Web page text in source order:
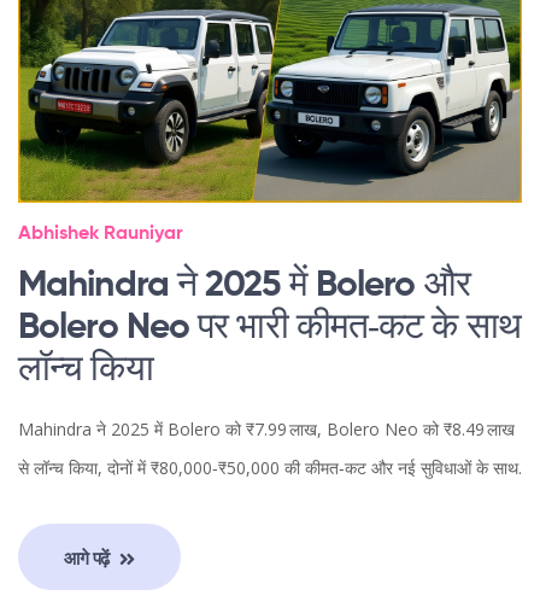
Abhishek Rauniyar
Mahindra ने 2025 में Bolero और
Bolero Neo पर भारी कीमत‑कट के साथ
लॉन्च किया
Mahindra ने 2025 में Bolero को ₹7.99 लाख, Bolero Neo को ₹8.49 लाख
से लॉन्च किया, दोनों में ₹80,000‑₹50,000 की कीमत‑कट और नई सुविधाओं के साथ.
आगे पढ़ें